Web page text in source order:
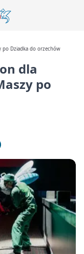
po Dziadka do orzechów
dla
po